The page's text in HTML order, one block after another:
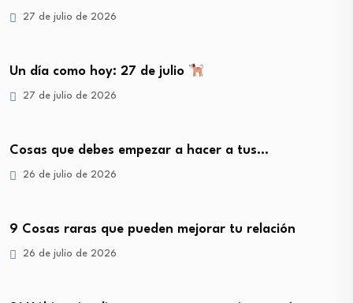
27 de julio de 2026
Un día como hoy: 27 de julio
27 de julio de 2026
Cosas que debes empezar a hacer a tus…
26 de julio de 2026
9 Cosas raras que pueden mejorar tu relación
26 de julio de 2026